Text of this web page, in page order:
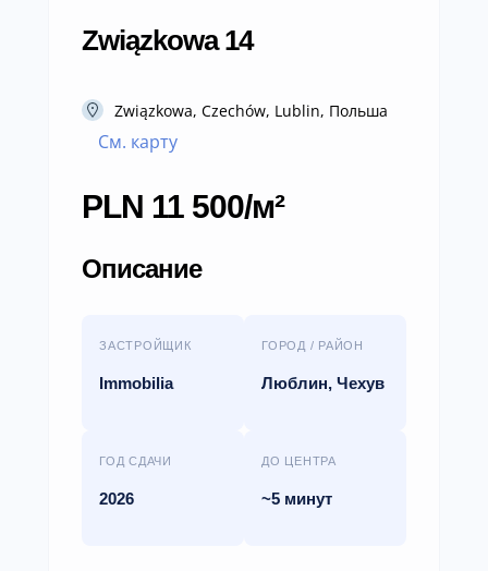
Związkowa 14
Związkowa, Czechów, Lublin, Польша
См. карту
PLN 11 500/м²
Описание
ЗАСТРОЙЩИК
Immobilia
ГОРОД / РАЙОН
Люблин, Чехув
ГОД СДАЧИ
2026
ДО ЦЕНТРА
~5 минут